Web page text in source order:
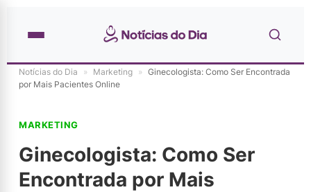
Notícias do Dia » Marketing » Ginecologista: Como Ser Encontrada
por Mais Pacientes Online
MARKETING
Ginecologista: Como Ser
Encontrada por Mais